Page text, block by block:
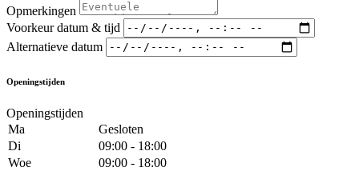
Opmerkingen
Voorkeur datum & tijd
Alternatieve datum
Openingstijden
Openingstijden
Ma
Gesloten
Di
09:00 - 18:00
Woe
09:00 - 18:00